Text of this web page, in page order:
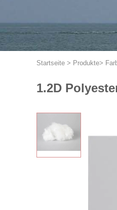
Startseite > Produkte>
1.2D